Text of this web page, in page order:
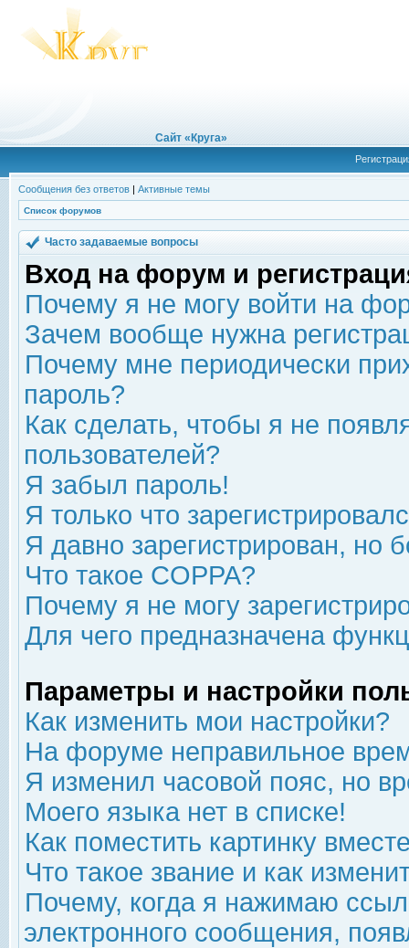
Сайт «Круга»
Сообщения без ответов | Активные темы
Список форумов
Часто задаваемые вопросы
Вход на форум и
Почему я не могу войти на
Зачем вообще нужна
Почему мне периодически
пароль?
Как сделать, чтобы я не
пользователей?
Я забыл пароль!
Я только что
Я давно зарегистрирован, но
Что такое COPPA?
Почему я не могу
Для чего предназначена
Параметры и настройки
Как изменить мои настройки?
На форуме неправильное
Я изменил часовой пояс, но
Моего языка нет в списке!
Как поместить картинку
Что такое звание и как
Почему, когда я нажимаю
электронного сообщения,